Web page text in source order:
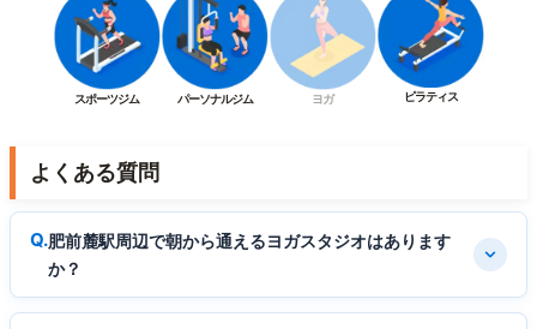
スポーツジム パーソナルジム ヨガ ピラティス
よくある質問
肥前麓駅周辺で朝から通えるヨガスタジオはあります
か？